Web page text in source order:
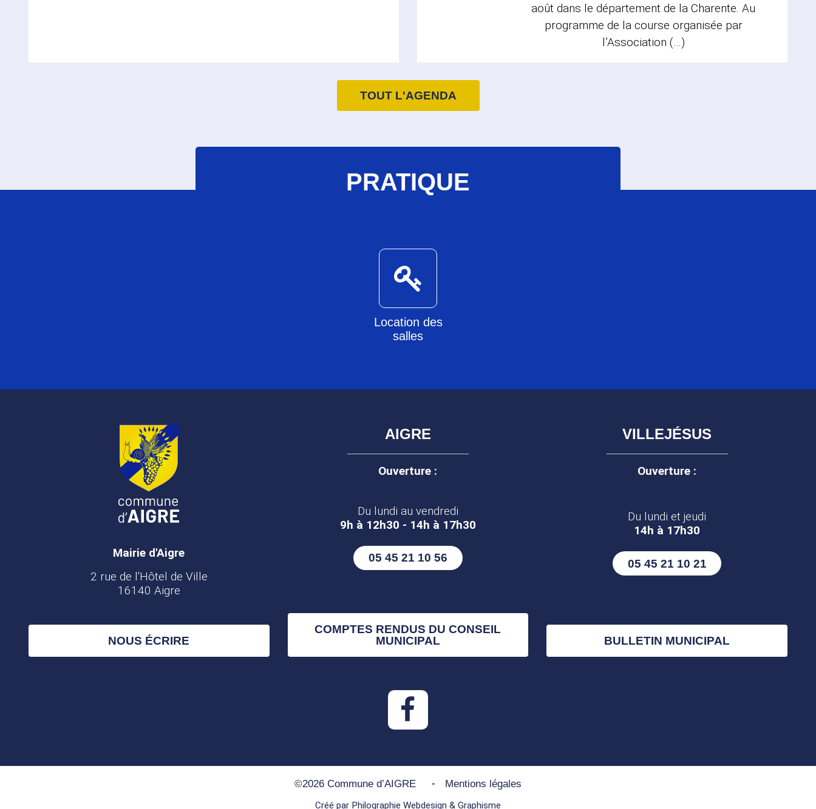
août dans le département de la Charente. Au
programme de la course organisée par
l’Association (…)
TOUT L'AGENDA
PRATIQUE
Location des
salles
Mairie d'Aigre
2 rue de l'Hôtel de Ville
16140 Aigre
NOUS ÉCRIRE
AIGRE
Ouverture :
Du lundi au vendredi
9h à 12h30 - 14h à 17h30
05 45 21 10 56
COMPTES RENDUS DU CONSEIL
MUNICIPAL
VILLEJÉSUS
Ouverture :
Du lundi et jeudi
14h à 17h30
05 45 21 10 21
BULLETIN MUNICIPAL
©2026 Commune d’AIGRE - Mentions légales
Créé par Philographie Webdesign & Graphisme